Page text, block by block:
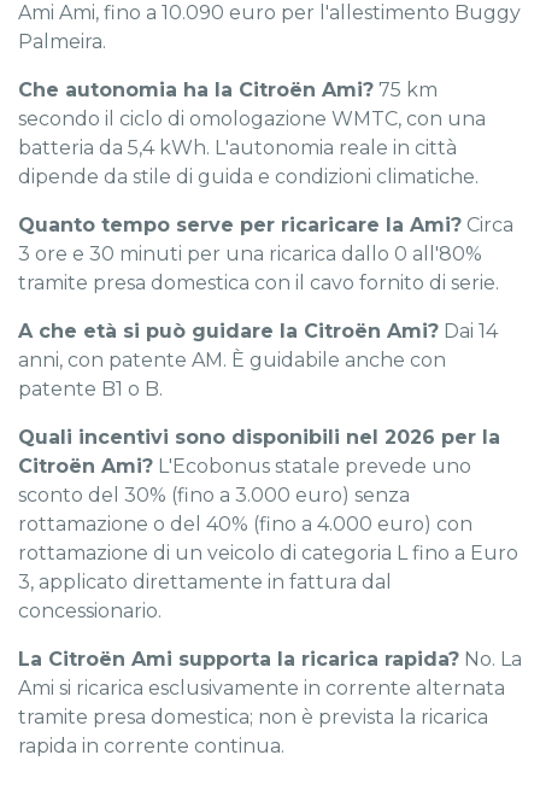
Ami Ami, fino a 10.090 euro per l'allestimento Buggy
Palmeira.
Che autonomia ha la Citroën Ami? 75 km
secondo il ciclo di omologazione WMTC, con una
batteria da 5,4 kWh. L'autonomia reale in città
dipende da stile di guida e condizioni climatiche.
Quanto tempo serve per ricaricare la Ami? Circa
3 ore e 30 minuti per una ricarica dallo 0 all'80%
tramite presa domestica con il cavo fornito di serie.
A che età si può guidare la Citroën Ami? Dai 14
anni, con patente AM. È guidabile anche con
patente B1 o B.
Quali incentivi sono disponibili nel 2026 per la
Citroën Ami? L'Ecobonus statale prevede uno
sconto del 30% (fino a 3.000 euro) senza
rottamazione o del 40% (fino a 4.000 euro) con
rottamazione di un veicolo di categoria L fino a Euro
3, applicato direttamente in fattura dal
concessionario.
La Citroën Ami supporta la ricarica rapida? No. La
Ami si ricarica esclusivamente in corrente alternata
tramite presa domestica; non è prevista la ricarica
rapida in corrente continua.